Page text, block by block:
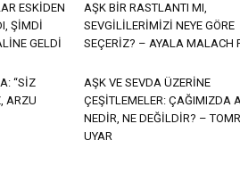
ESKİDEN
ŞİMDİ
GELDİ
AŞK BİR RASTLANTI MI,
SEVGİLİLERİMİZİ NEYE GÖRE
SEÇERİZ? – AYALA MALACH
“SİZ
ARZU
AŞK VE SEVDA ÜZERİNE
ÇEŞİTLEMELER: ÇAĞIMIZDA
NEDİR, NE DEĞİLDİR? –
UYAR